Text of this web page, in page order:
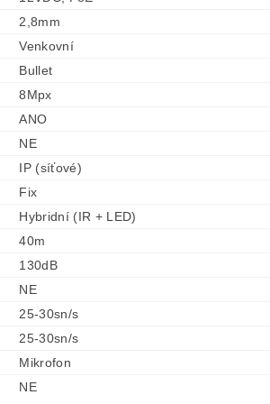
2,8mm
Venkovní
Bullet
8Mpx
ANO
NE
IP (síťové)
Fix
Hybridní (IR + LED)
40m
130dB
NE
25-30sn/s
25-30sn/s
Mikrofon
NE